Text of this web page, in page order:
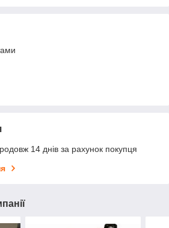
14 днів за рахунок покупця